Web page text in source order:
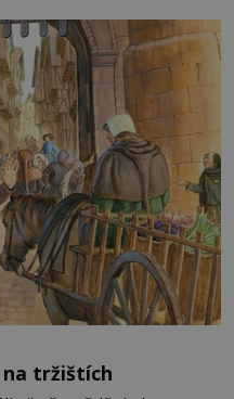
zemí a k tomu
na tržištích